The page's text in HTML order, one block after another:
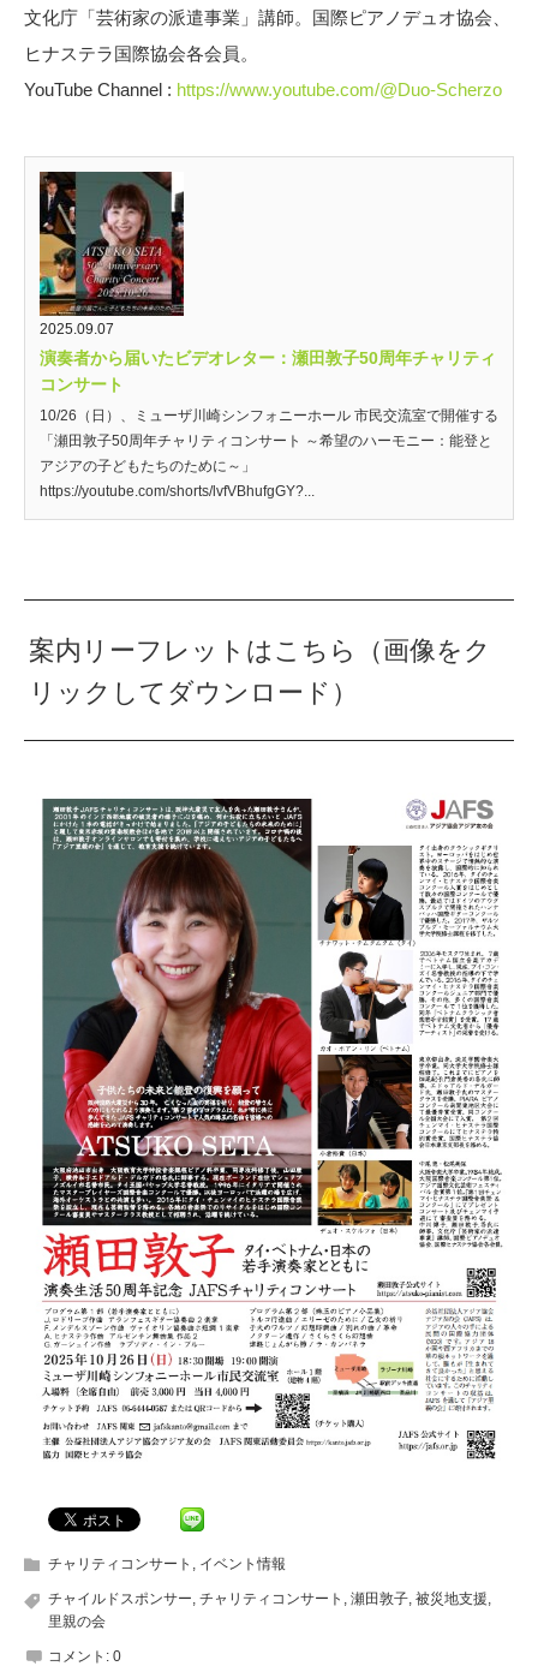
文化庁「芸術家の派遣事業」講師。国際ピアノデュオ協会、
ヒナステラ国際協会各会員。
YouTube Channel : https://www.youtube.com/@Duo-Scherzo
2025.09.07
演奏者から届いたビデオレター：瀬田敦子50周年チャリティ
コンサート
10/26（日）、ミューザ川崎シンフォニーホール 市民交流室で開催する
「瀬田敦子50周年チャリティコンサート ～希望のハーモニー：能登と
アジアの子どもたちのために～」
https://youtube.com/shorts/lvfVBhufgGY?...
案内リーフレットはこちら（画像をク
リックしてダウンロード）
チャリティコンサート イベント情報
チャイルドスポンサー チャリティコンサート 瀬田敦子 被災地支援
里親の会
コメント: 0